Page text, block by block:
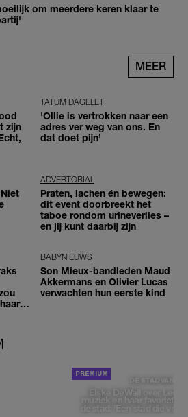
om meerdere keren klaar te
MEER
zijn
TATUM DAGELET
'Ollie is vertrokken naar een
adres ver weg van ons. En
dat doet pijn’
ADVERTORIAL
Praten, lachen én bewegen:
dit event doorbreekt het
taboe rondom urineverlies –
en jij kunt daarbij zijn
BABYNIEUWS
Son Mieux-bandleden Maud
Akkermans en Olivier Lucas
verwachten hun eerste kind
DE STAD VAN
Elske DeWall over
muziek en haar favoriete
de stad: 'Een stad die